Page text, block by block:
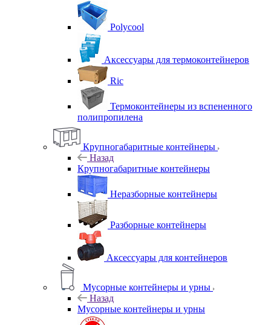
Polycool
Аксессуары для термоконтейнеров
Ric
Термоконтейнеры из вспененного
полипропилена
Крупногабаритные контейнеры
Назад
Крупногабаритные контейнеры
Неразборные контейнеры
Разборные контейнеры
Аксессуары для контейнеров
Мусорные контейнеры и урны
Назад
Мусорные контейнеры и урны